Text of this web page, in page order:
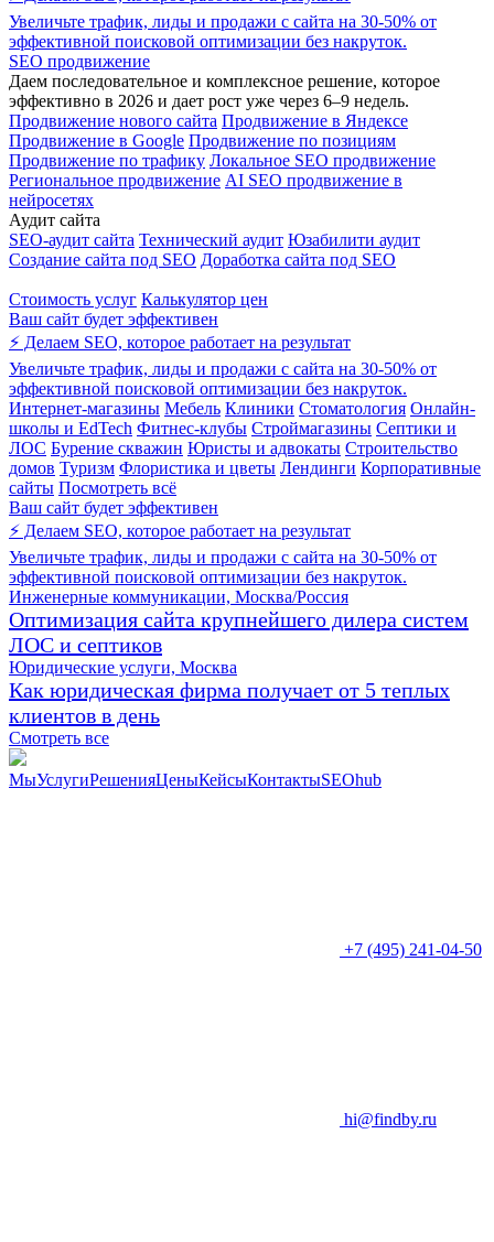
Увеличьте трафик, лиды и продажи с сайта на 30-50% от
эффективной поисковой оптимизации без накруток.
SEO продвижение
Даем последовательное и комплексное решение, которое
эффективно в 2026 и дает рост уже через 6–9 недель.
Продвижение нового сайта Продвижение в Яндексе
Продвижение в Google Продвижение по позициям
Продвижение по трафику Локальное SEO продвижение
Региональное продвижение AI SEO продвижение в
нейросетях
Аудит сайта
SEO-аудит сайта Технический аудит Юзабилити аудит
Создание сайта под SEO Доработка сайта под SEO
Стоимость услуг Калькулятор цен
Ваш сайт будет эффективен
⚡ Делаем SEO, которое работает на результат
Увеличьте трафик, лиды и продажи с сайта на 30-50% от
эффективной поисковой оптимизации без накруток.
Интернет-магазины Мебель Клиники Стоматология Онлайн-
школы и EdTech Фитнес-клубы Строймагазины Септики и
ЛОС Бурение скважин Юристы и адвокаты Строительство
домов Туризм Флористика и цветы Лендинги Корпоративные
сайты Посмотреть всё
Ваш сайт будет эффективен
⚡ Делаем SEO, которое работает на результат
Увеличьте трафик, лиды и продажи с сайта на 30-50% от
эффективной поисковой оптимизации без накруток.
Инженерные коммуникации, Москва/Россия
Оптимизация сайта крупнейшего дилера систем
ЛОС и септиков
Юридические услуги, Москва
Как юридическая фирма получает от 5 теплых
клиентов в день
Смотреть все
МыУслугиРешенияЦеныКейсыКонтактыSEOhub
+7 (495) 241-04-50
hi@findby.ru